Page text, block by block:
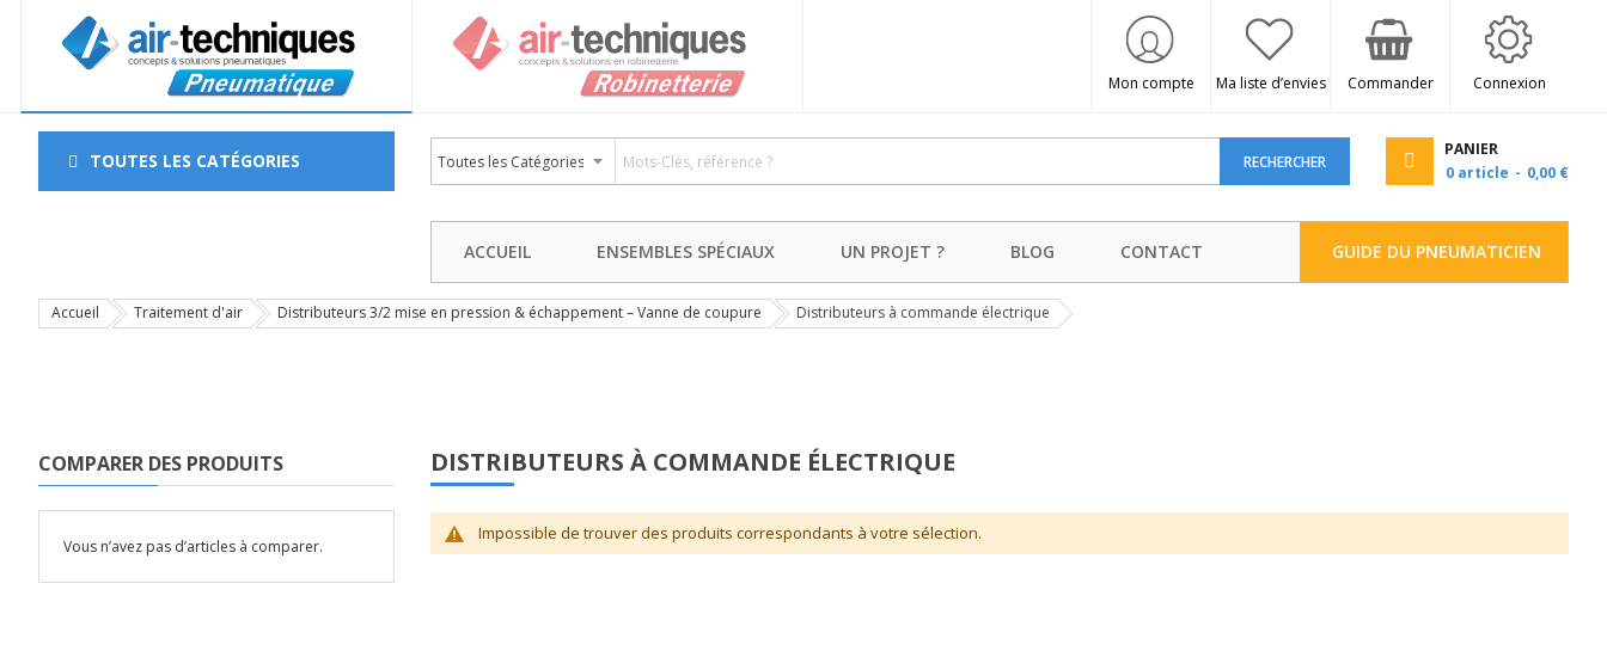
Mon compte Ma liste d’envies Commander Connexion
TOUTES LES CATÉGORIES RECHERCHER
PANIER
0article 0,00 €
ACCUEIL ENSEMBLES SPÉCIAUX UN PROJET ? BLOG CONTACT GUIDE DU PNEUMATICIEN
Accueil Traitement d'air Distributeurs 3/2 mise en pression & échappement – Vanne de coupure Distributeurs à commande électrique
DISTRIBUTEURS À COMMANDE ÉLECTRIQUE
Impossible de trouver des produits correspondants à votre sélection.
COMPARER DES PRODUITS
Vous n’avez pas d’articles à comparer.